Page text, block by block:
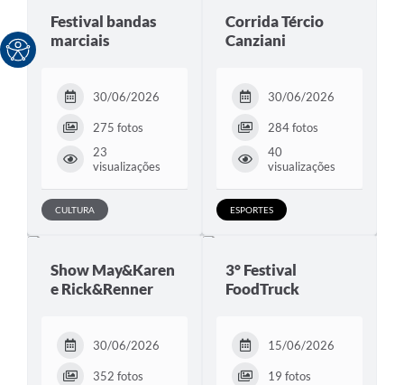
Festival bandas
marciais
30/06/2026
275 fotos
23
visualizações
CULTURA
Corrida Tércio
Canziani
30/06/2026
284 fotos
40
visualizações
ESPORTES
Show May&Karen
e Rick&Renner
30/06/2026
352 fotos
3° Festival
FoodTruck
15/06/2026
19 fotos